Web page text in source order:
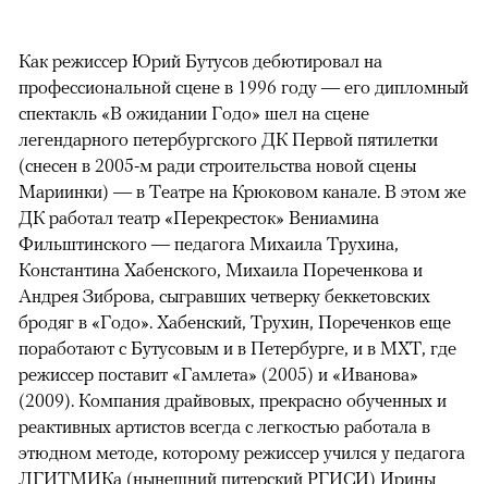
Как режиссер Юрий Бутусов дебютировал на
профессиональной сцене в 1996 году — его дипломный
спектакль «В ожидании Годо» шел на сцене
легендарного петербургского ДК Первой пятилетки
(снесен в 2005-м ради строительства новой сцены
Мариинки) — в Театре на Крюковом канале. В этом же
ДК работал театр «Перекресток» Вениамина
Фильштинского — педагога Михаила Трухина,
Константина Хабенского, Михаила Пореченкова и
Андрея Зиброва, сыгравших четверку беккетовских
бродяг в «Годо». Хабенский, Трухин, Пореченков еще
поработают с Бутусовым и в Петербурге, и в МХТ, где
режиссер поставит «Гамлета» (2005) и «Иванова»
(2009). Компания драйвовых, прекрасно обученных и
реактивных артистов всегда с легкостью работала в
этюдном методе, которому режиссер учился у педагога
ЛГИТМИКа (нынешний питерский РГИСИ) Ирины